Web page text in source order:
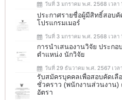
วันที่ 3 มกราคม พ.ศ. 2568 เวลา
ประกาศรายชื่อผู้มีสิทธิ์สอบคั
โปรแกรมเมอร์
วันที่ 3 มกราคม พ.ศ. 2568 เวลา
การนำเสนองานวิจัย ประกอ
ตำแหน่ง นักวิจัย
วันที่ 29 ธันวาคม พ.ศ. 2567 เวล
รับสมัครบุคคลเพื่อสอบคัดเลื
ชั่วคราว (พนักงานส่วนงาน)
อัตรา